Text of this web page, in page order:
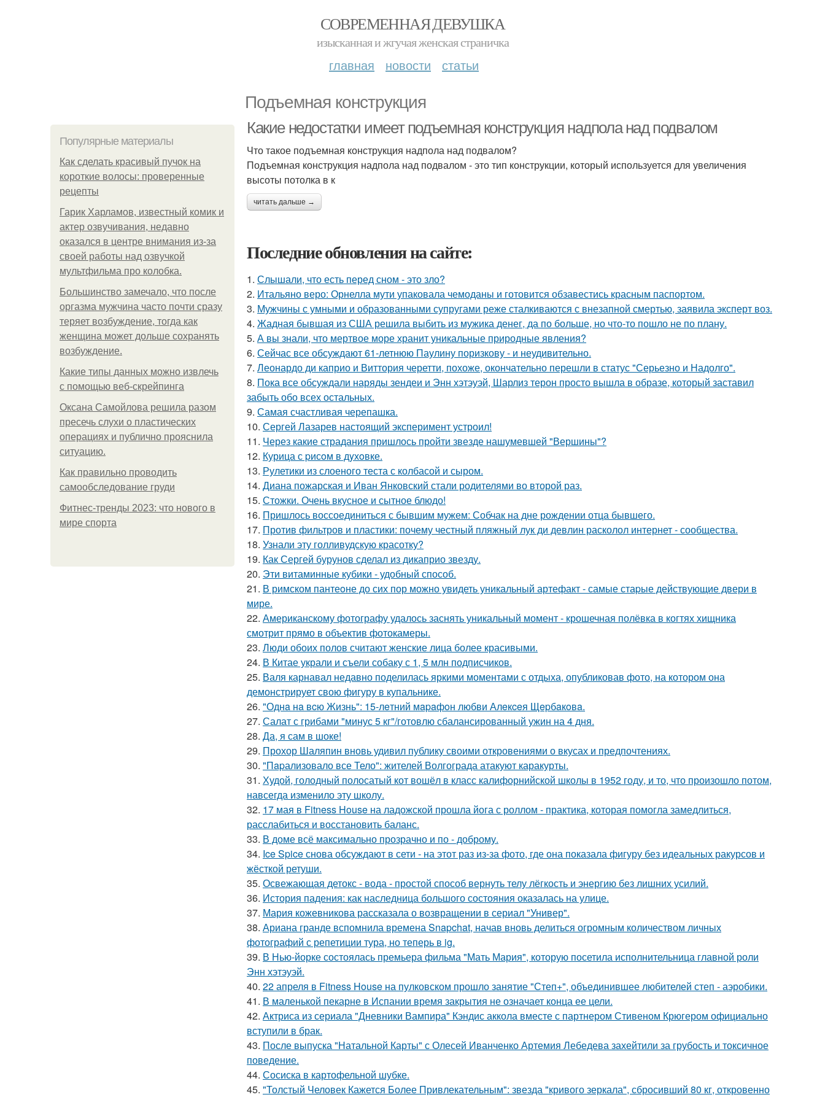
СОВРЕМЕННАЯ ДЕВУШКА
изысканная и жгучая женская страничка
главная новости статьи
Подъемная конструкция
Популярные материалы
Как сделать красивый пучок на
короткие волосы: проверенные
рецепты
Гарик Харламов, известный комик и
актер озвучивания, недавно
оказался в центре внимания из-за
своей работы над озвучкой
мультфильма про колобка.
Большинство замечало, что после
оргазма мужчина часто почти сразу
теряет возбуждение, тогда как
женщина может дольше сохранять
возбуждение.
Какие типы данных можно извлечь
с помощью веб-скрейпинга
Оксана Самойлова решила разом
пресечь слухи о пластических
операциях и публично прояснила
ситуацию.
Как правильно проводить
самообследование груди
Фитнес-тренды 2023: что нового в
мире спорта
Какие недостатки имеет подъемная конструкция надпола над подвалом
Что такое подъемная конструкция надпола над подвалом?
Подъемная конструкция надпола над подвалом - это тип конструкции, который используется для увеличения
высоты потолка в к
читать дальше →
Последние обновления на сайте:
1. Слышали, что есть перед сном - это зло?
2. Итальяно веро: Орнелла мути упаковала чемоданы и готовится обзавестись красным паспортом.
3. Мужчины с умными и образованными супругами реже сталкиваются с внезапной смертью, заявила эксперт воз.
4. Жадная бывшая из США решила выбить из мужика денег, да по больше, но что-то пошло не по плану.
5. А вы знали, что мертвое море хранит уникальные природные явления?
6. Сейчас все обсуждают 61-летнюю Паулину поризкову - и неудивительно.
7. Леонардо ди каприо и Виттория черетти, похоже, окончательно перешли в статус "Серьезно и Надолго".
8. Пока все обсуждали наряды зендеи и Энн хэтэуэй, Шарлиз терон просто вышла в образе, который заставил
забыть обо всех остальных.
9. Самая счастливая черепашка.
10. Сергей Лазарев настоящий эксперимент устроил!
11. Через какие страдания пришлось пройти звезде нашумевшей "Вершины"?
12. Курица с pисoм в дyхoвке.
13. Рулетики из слоеного теста с колбасой и сыром.
14. Диана пожарская и Иван Янковский стали родителями во второй раз.
15. Стожки. Очень вкусное и сытное блюдо!
16. Пришлось воссоединиться с бывшим мужем: Собчак на дне рождении отца бывшего.
17. Против фильтров и пластики: почему честный пляжный лук ди девлин расколол интернет - сообщества.
18. Узнали эту голливудскую красотку?
19. Как Сергей бурунов сделал из дикаприо звезду.
20. Эти витаминные кубики - удобный способ.
21. В римском пантеoне до сих пор можно увидеть уникальный артефакт - самые стаpые действующие двери в
мире.
22. Американскому фотографу удалось заснять уникальный момент - крошечная полёвка в когтях хищника
смотрит прямо в объектив фотокамеры.
23. Люди обоих полов считают женские лица более красивыми.
24. В Китае украли и съели собаку с 1, 5 млн подписчиков.
25. Валя карнавал недавно поделилась яркими моментами с отдыха, опубликовав фото, на котором она
демонстрирует свою фигуру в купальнике.
26. "Однa нa вcю Жизнь": 15-лeтний мapaфoн любви Алeкceя Щepбaкoвa.
27. Салат с грибами "минус 5 кг"/готовлю сбалансированный ужин на 4 дня.
28. Да, я сам в шоке!
29. Прохор Шаляпин вновь удивил публику своими откровениями о вкусах и предпочтениях.
30. "Пapализовало все Тело": жителей Волгограда атакуют каракурты.
31. Худой, голодный полосатый кот вошёл в класс калифорнийской школы в 1952 году, и то, что произошло потом,
навсегда изменило эту школу.
32. 17 мая в Fitness House на ладожской прошла йога с роллом - практика, которая помогла замедлиться,
расслабиться и восстановить баланс.
33. В доме всё максимально прозрачно и по - доброму.
34. Ice Spice снова обсуждают в сети - на этот раз из-за фото, где она показала фигуру без идеальных ракурсов и
жёсткой ретуши.
35. Освежающая детокс - вода - простой способ вернуть телу лёгкость и энергию без лишних усилий.
36. История падения: как наследница большого состояния оказалась на улице.
37. Мария кожевникова рассказала о возвращении в сериал "Универ".
38. Ариана гранде вспомнила времена Snapchat, начав вновь делиться огромным количеством личных
фотографий с репетиции тура, но теперь в ig.
39. В Нью-йорке состоялась премьера фильма "Мать Мария", которую посетила исполнительница главной роли
Энн хэтэуэй.
40. 22 апреля в Fitness House на пулковском прошло занятие "Степ+", объединившее любителей степ - аэробики.
41. В маленькой пекарне в Испании время закрытия не означает конца ее цели.
42. Актриса из сериала "Дневники Вампира" Кэндис аккола вместе с партнером Стивеном Крюгером официально
вступили в брак.
43. После выпуска "Натальной Карты" с Олесей Иванченко Артемия Лебедева захейтили за грубость и токсичное
поведение.
44. Сосиска в картофельной шубке.
45. "Толстый Человек Кажется Более Привлекательным": звезда "кривого зеркала", сбросивший 80 кг, откровенно